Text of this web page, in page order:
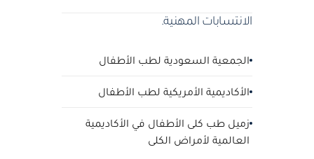
الانتسابات المهنية.
الجمعية السعودية لطب الأطفال
الأكاديمية الأمريكية لطب الأطفال
زميل طب كلى الأطفال في الأكاديمية
العالمية لأمراض الكلى